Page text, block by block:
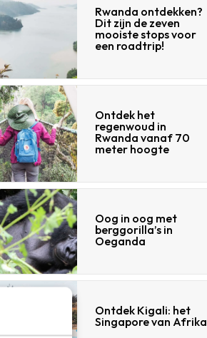
Rwanda ontdekken?
Dit zijn de zeven
mooiste stops voor
een roadtrip!
Ontdek het
regenwoud in
Rwanda vanaf 70
meter hoogte
Oog in oog met
berggorilla’s in
Oeganda
Ontdek Kigali: het
Singapore van Afrika